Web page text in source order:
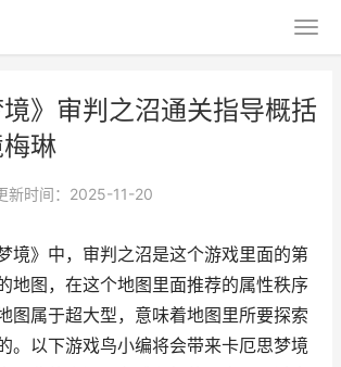
境》审判之沼通关指导概括
琳
新时间：2025-11-20
境》中，审判之沼是这个游戏里面的第
地图，在这个地图里面推荐的属性秩序
图属于超大型，意味着地图里所要探索
。以下游戏鸟小编将会带来卡厄思梦境